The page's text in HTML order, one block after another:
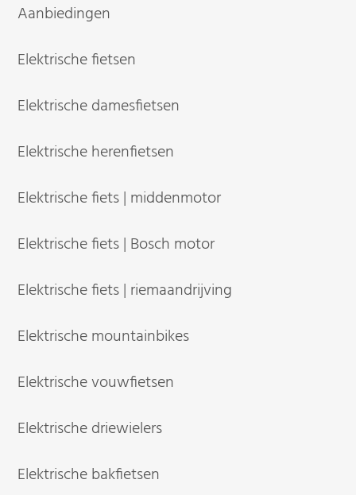
Aanbiedingen
Elektrische fietsen
Elektrische damesfietsen
Elektrische herenfietsen
Elektrische fiets | middenmotor
Elektrische fiets | Bosch motor
Elektrische fiets | riemaandrijving
Elektrische mountainbikes
Elektrische vouwfietsen
Elektrische driewielers
Elektrische bakfietsen